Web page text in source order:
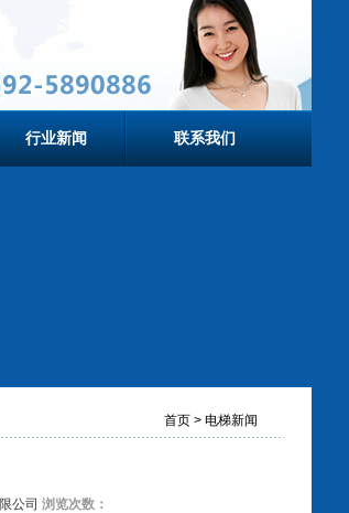
行业新闻 联系我们
首页 > 电梯新闻
公司 浏览次数：